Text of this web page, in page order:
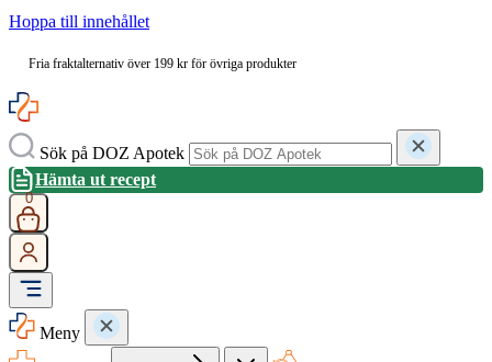
Hoppa till innehållet
Fria fraktalternativ över 199 kr för övriga produkter
Sök på DOZ Apotek
Hämta ut recept
0
Meny